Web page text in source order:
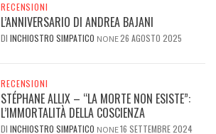
RECENSIONI
L’ANNIVERSARIO DI ANDREA BAJANI
DI INCHIOSTRO SIMPATICO NONE26 AGOSTO 2025
RECENSIONI
STÉPHANE ALLIX – “LA MORTE NON ESISTE”:
L’IMMORTALITÀ DELLA COSCIENZA
DI INCHIOSTRO SIMPATICO NONE16 SETTEMBRE 2024